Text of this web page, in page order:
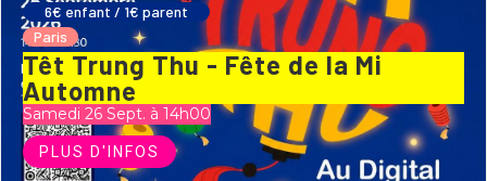
6€ enfant / 1€ parent
Paris
Têt Trung Thu - Fête de la Mi
Automne
Samedi 26 Sept. à 14h00
PLUS D'INFOS